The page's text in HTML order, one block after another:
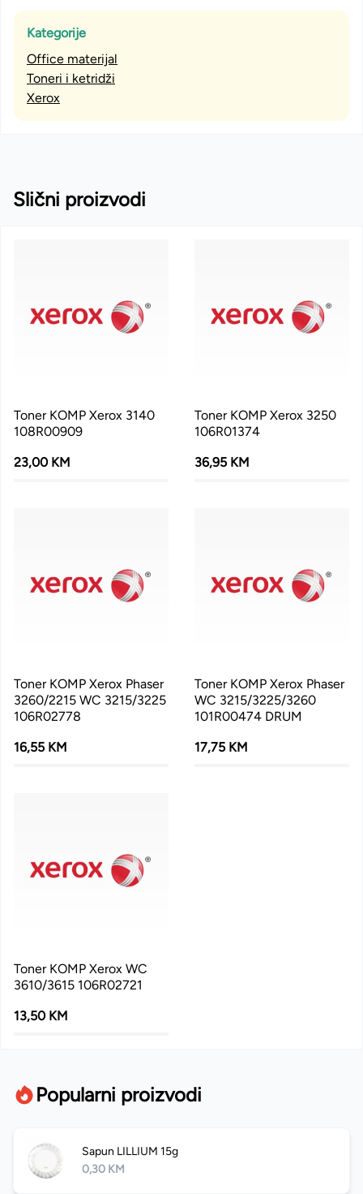
Kategorije
Office materijal
Toneri i ketridži
Xerox
Slični proizvodi
Toner KOMP Xerox 3140
108R00909
23,00 KM
Toner KOMP Xerox 3250
106R01374
36,95 KM
Toner KOMP Xerox Phaser
3260/2215 WC 3215/3225
106R02778
16,55 KM
Toner KOMP Xerox Phaser
WC 3215/3225/3260
101R00474 DRUM
17,75 KM
Toner KOMP Xerox WC
3610/3615 106R02721
13,50 KM
Popularni proizvodi
Sapun LILLIUM 15g
0,30 KM